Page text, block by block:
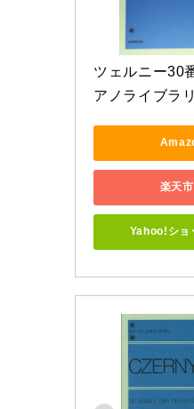
ツェルニー30
アノライブラ
楽天
Yahoo!ショ